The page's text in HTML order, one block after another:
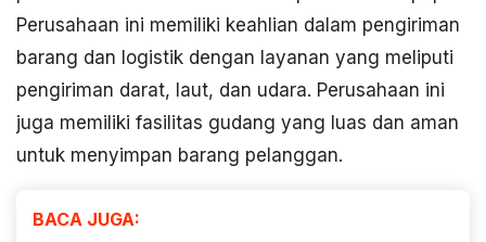
Perusahaan ini memiliki keahlian dalam pengiriman
barang dan logistik dengan layanan yang meliputi
pengiriman darat, laut, dan udara. Perusahaan ini
juga memiliki fasilitas gudang yang luas dan aman
untuk menyimpan barang pelanggan.
BACA JUGA: